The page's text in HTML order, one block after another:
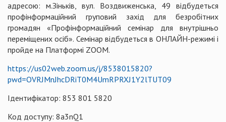
адресою: м.Зіньків, вул. Воздвиженська, 49 відбудеться
профінформаційний груповий захід для безробітних
громадян «Профінформаційний семінар для внутрішньо
переміщених осіб». Семінар відбудеться в ОНЛАЙН-режимі і
пройде на Платформі ZOOM.
https://us02web.zoom.us/j/8538015820?
pwd=OVRJMnJhcDRiT0M4UmRPRXJ1Y2lTUT09
Ідентифікатор: 853 801 5820
Код доступу: 8a3nQ1